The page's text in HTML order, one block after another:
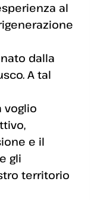
al
dalla
A tal
voglio
e il
gli
territorio